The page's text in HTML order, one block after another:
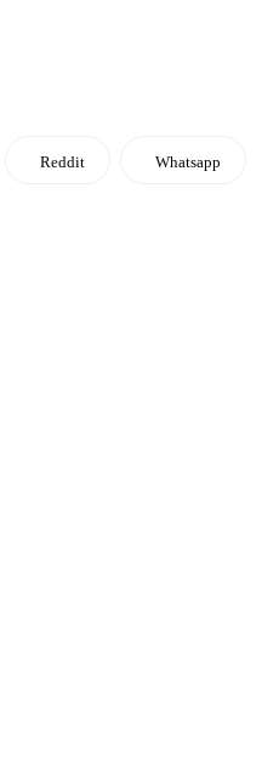
Reddit Whatsapp